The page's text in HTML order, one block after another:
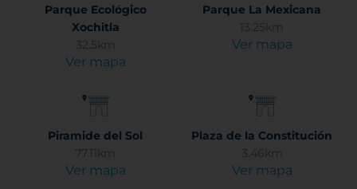
Parque Ecológico
Xochitla
32.5km
Ver mapa
Parque La Mexicana
13.25km
Ver mapa
Piramide del Sol
77.11km
Ver mapa
Plaza de la Constitución
3.46km
Ver mapa